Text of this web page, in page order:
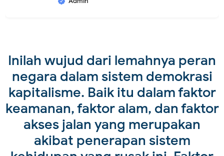
Inilah wujud dari lemahnya peran
negara dalam sistem demokrasi
kapitalisme. Baik itu dalam faktor
keamanan, faktor alam, dan faktor
akses jalan yang merupakan
akibat penerapan sistem